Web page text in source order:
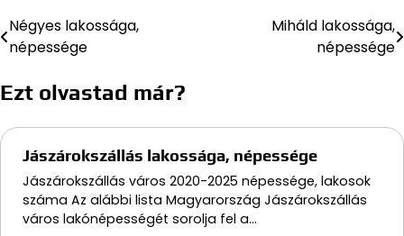
Bejegyzés
navigáció
Négyes lakossága,
népessége
Miháld lakossága,
népessége
Ezt olvastad már?
Jászárokszállás lakossága, népessége
Jászárokszállás város 2020-2025 népessége, lakosok
száma Az alábbi lista Magyarország Jászárokszállás
város lakónépességét sorolja fel a…